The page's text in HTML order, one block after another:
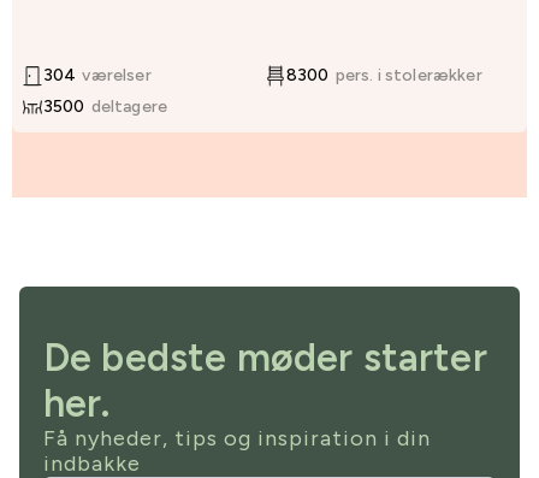
304 værelser 8300 pers. i stolerækker
3500 deltagere
De bedste møder starter
her.
Få nyheder, tips og inspiration i din
indbakke